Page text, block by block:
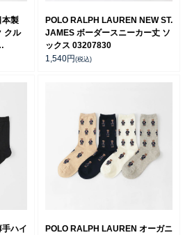
本製
クル
POLO RALPH LAUREN NEW ST.
JAMES ボーダースニーカー丈 ソ
ックス 03207830
1,540円(税込)
ハイ
POLO RALPH LAUREN オーガニ